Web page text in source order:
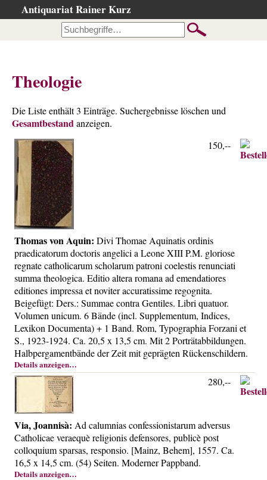
Antiquariat Rainer Kurz
…nach Beschreibung
…nach Kategorie
…nach Schlagwort
…nach Person
Neuzugänge
…der letzten Wochen
…der letzten Tage
Suchergebnisse
Ankauf
Warenkorb
Über uns
Kontakt
Impressum
Versandkosten
AGB
Widerrufsrecht
Datenschutz
Theologie
Die Liste enthält 3 Einträge. Suchergebnisse löschen und
Gesamtbestandanzeigen.
Thomas von Aquin: Divi Thomae Aquinatis ordinis
praedicatorum doctoris angelici a Leone XIII P.M. gloriose
regnate catholicarum scholarum patroni coelestis renunciati
summa theologica. Editio altera romana ad emendatiores
editiones impressa et noviter accuratissime regognita.
Beigefügt: Ders.: Summae contra Gentiles. Libri quatuor.
Volumen unicum. 6 Bände (incl. Supplementum, Indices,
Lexikon Documenta) + 1 Band. Rom, Typographia Forzani et
S., 1923-1924. Ca. 20,5 x 13,5 cm. Mit 2 Porträtabbildungen.
Halbpergamentbände der Zeit mit geprägten Rückenschildern.
Details anzeigen…
150,--
Via, Joannisà: Ad calumnias confessionistarum adversus
Catholicae veraequè religionis defensores, publicè post
colloquium sparsas, responsio. [Mainz, Behem], 1557. Ca.
16,5 x 14,5 cm. (54) Seiten. Moderner Pappband.
Details anzeigen…
280,--